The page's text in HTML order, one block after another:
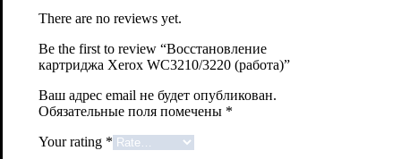
There are no reviews yet.
Be the first to review “Восстановление
картриджа Xerox WC3210/3220 (работа)”
Ваш адрес email не будет опубликован.
Обязательные поля помечены *
Your rating *